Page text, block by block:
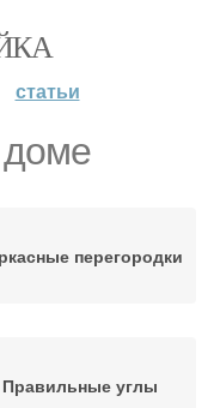
статьи
доме
перегородки
Правильные углы